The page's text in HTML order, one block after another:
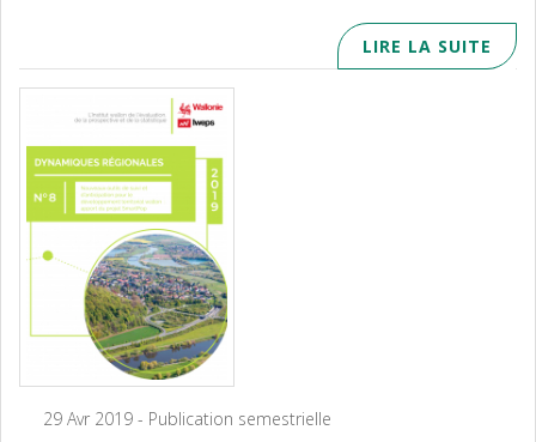
LIRE LA SUITE
29 Avr 2019 - Publication semestrielle